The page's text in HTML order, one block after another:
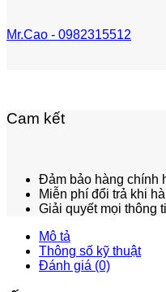
Mr.Cao - 0982315512
Cam kết
Đảm bảo hàng chính
Miễn phí đổi trả khi
Giải quyết mọi thông
Mô tả
Thông số kỹ thuật
Đánh giá (0)